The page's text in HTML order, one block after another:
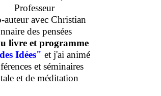
Professeur
avec Christian
des pensées
livre et programme
Idées" et j'ai animé
et séminaires
et de méditation